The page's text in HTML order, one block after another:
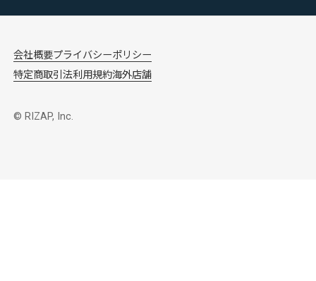
会社概要プライバシーポリシー
特定商取引法利用規約海外店舗
© RIZAP, Inc.